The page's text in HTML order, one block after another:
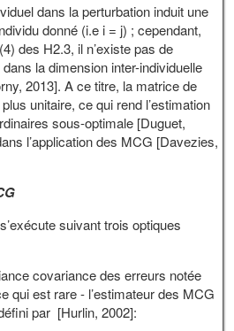
dans la perturbation induit une
donné (i.e i = j) ; cependant,
des H2.3, il n’existe pas de
la dimension inter-individuelle
2013]. A ce titre, la matrice de
unitaire, ce qui rend l’estimation
sous-optimale [Duguet,
l’application des MCG [Davezies,
suivant trois optiques
covariance des erreurs notée
qui est rare - l’estimateur des MCG
par [Hurlin, 2002]: